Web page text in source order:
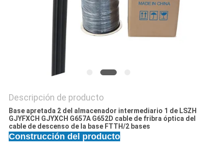
PRIVACIDAD
Descripción de producto
Base apretada 2 del almacenador intermediario 1 de LSZH
GJYFXCH GJYXCH G657A G652D cable de fribra óptica del
cable de descenso de la base FTTH/2 bases
Construcción del producto